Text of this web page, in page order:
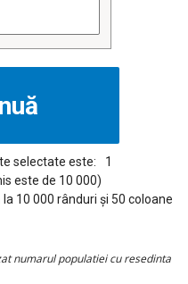
selectate este:
1
este de 10 000)
10 000 rânduri și 50 coloane
numarul populatiei cu resedinta